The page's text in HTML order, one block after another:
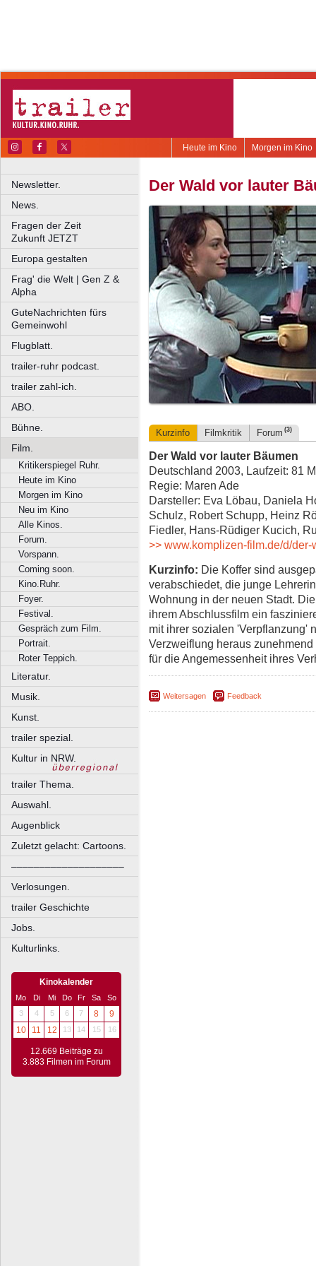
Morgen im Kino
Heute im Kino
Newsletter.
News.
Fragen der Zeit
Zukunft JETZT
Europa gestalten
Frag' die Welt | Gen Z &
Alpha
GuteNachrichten fürs
Gemeinwohl
Flugblatt.
trailer-ruhr podcast.
trailer zahl-ich.
ABO.
Bühne.
Film.
Kritikerspiegel Ruhr.
Heute im Kino
Morgen im Kino
Neu im Kino
Alle Kinos.
Forum.
Vorspann.
Coming soon.
Kino.Ruhr.
Foyer.
Festival.
Gespräch zum Film.
Portrait.
Roter Teppich.
Literatur.
Musik.
Kunst.
trailer spezial.
Kultur in NRW.
trailer Thema.
Auswahl.
Augenblick
Zuletzt gelacht: Cartoons.
––––––––––––––––––––
Verlosungen.
trailer Geschichte
Jobs.
Kulturlinks.
Kinokalender
Mo Di Mi Do Fr Sa
So
3
4 5 6 7 8
9
10
11 12 13 14 15 16
12.669 Beiträge zu
3.883 Filmen im Forum
Der Wald vor lauter
Kurzinfo Filmkritik Forum (3)
Der Wald vor lauter Bäumen
Deutschland 2003, Laufzeit: 81
Regie: Maren Ade
Darsteller: Eva Löbau, Daniela
Schulz, Robert Schupp, Heinz
Fiedler, Hans-Rüdiger Kucich,
>> www.komplizen-film.de/d/
Kurzinfo: Die Koffer sind
verabschiedet, die junge
Wohnung in der neuen Stadt.
ihrem Abschlussfilm ein
mit ihrer sozialen 'Verpflanzung'
Verzweiflung heraus
für die Angemessenheit ihres
Weitersagen Feedback